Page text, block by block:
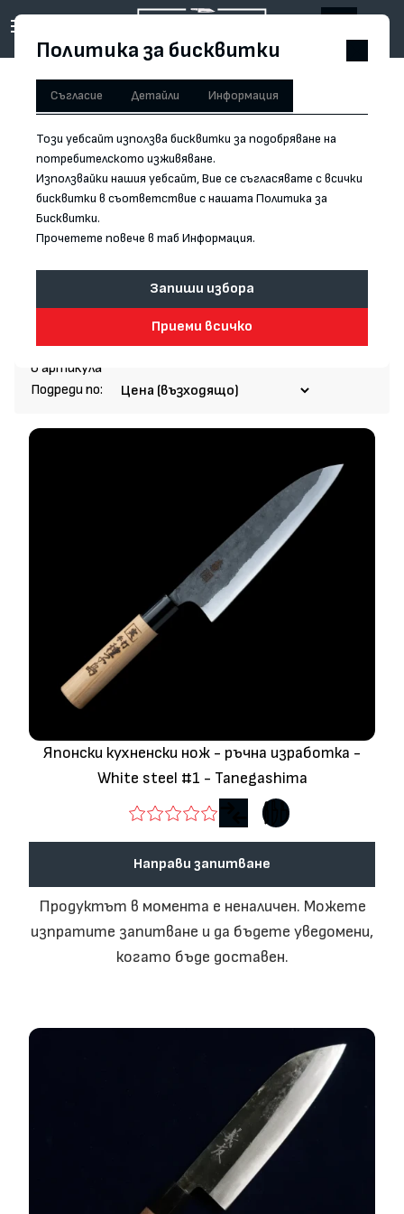
Начало / Ножове
Филтри
НОЖОВЕ
Японските кухненски ножове са известни с качеството,
дизайна и изяществото си - насладете му се в пълния му
Тук предлагаме японски ножове от различни ковачници в
Япония.
Ножовете са изработени в SAKAI , SEKI и
се опитваме да доставяме и от други места в Япония.
дизайна и изяществото си - насладете му се в бълния му
Тук предлагаме японски ножове от различни ковачници в
Ножовете са изработени в SAKAI , SEKI иTanegashima. Ще
се опитваме да доставяме и от други места в Япония.
Японските кухненски ножове са известни с качеството,
дизайна и изяществото си - насладете му се в бълния му
Tanegashima. Ще се опитваме да доставяме и от други
места в Япония.
Японските кухненски ножове са известни с качеството,
дизайна и изяществото си - насладете му се в бълния му
Тук предлагаме японски ножове от различни ковачници в
Япония.
Ножовете са изработени в SAKAI , SEKI и
се опитваме да доставяме и от други места в Япония.
Японските кухненски ножове са известни с качеството,
дизайна и изяществото си - насладете му се в бълния му
Ножовете са изработени в SAKAI , SEKI и
Tanegashima. Ще
се опитваме да доставяме и от други места в Япония.
Японските кухненски ножове са известни с качеството,
дизайна и изяществото си - насладете му се в бълния му
Tanegashima. Ще се опитваме да доставяме и от други
6 артикула
Подреди по:
Японски кухненски нож - ръчна изработка -
White steel #1 - Tanegashima
Направи запитване
Продуктът в момента е неналичен. Можете
изпратите запитване и да бъдете уведомени,
когато бъде доставен.
Политика за бисквитки
Съгласие Детайли Информация
Този уебсайт използва бисквитки за подобряване на
потребителското изживяване.
Използвайки нашия уебсайт, Вие се съгласявате с всички
бисквитки в съответствие с нашата Политика за
Бисквитки.
Прочетете повече в таб Информация.
Запиши избора
Приеми всичко